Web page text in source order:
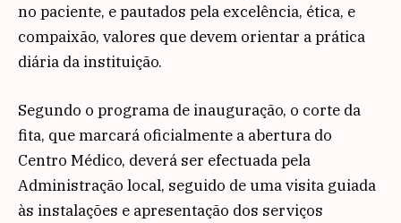
no paciente, e pautados pela excelência, ética, e
compaixão, valores que devem orientar a prática
diária da instituição.
Segundo o programa de inauguração, o corte da
fita, que marcará oficialmente a abertura do
Centro Médico, deverá ser efectuada pela
Administração local, seguido de uma visita guiada
às instalações e apresentação dos serviços